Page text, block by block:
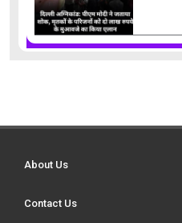
About Us
Contact Us